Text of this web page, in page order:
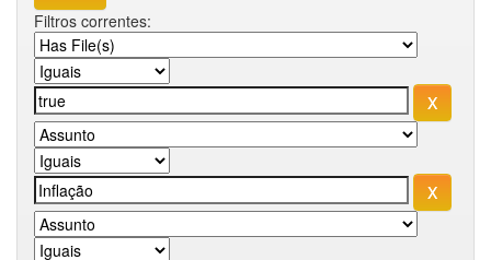
Filtros correntes: